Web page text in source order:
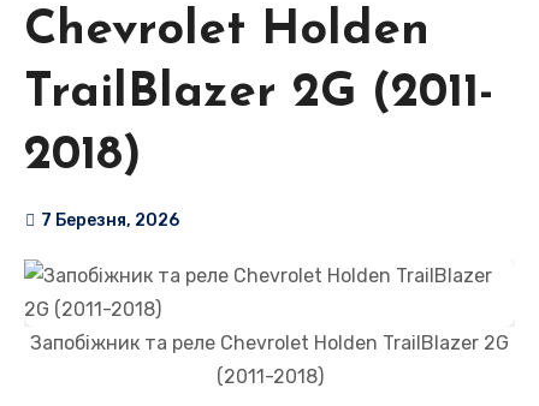
Chevrolet Holden
TrailBlazer 2G (2011-
2018)
7 Березня, 2026
Запобіжник та реле Chevrolet Holden TrailBlazer 2G
(2011-2018)